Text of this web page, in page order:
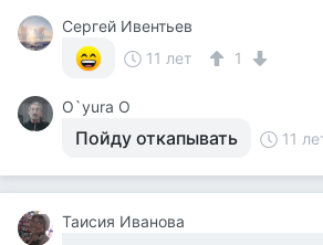
Сергей Ивентьев
11 лет
1
O`yura O
Пойду откапывать 11
Таисия Иванова